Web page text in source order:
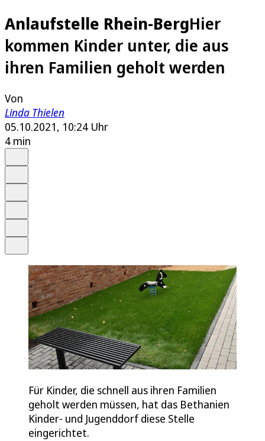
Anlaufstelle Rhein-BergHier
kommen Kinder unter, die aus
ihren Familien geholt werden
Von
Linda Thielen
05.10.2021, 10:24 Uhr
4 min
Für Kinder, die schnell aus ihren Familien
geholt werden müssen, hat das Bethanien
Kinder- und Jugenddorf diese Stelle
eingerichtet.